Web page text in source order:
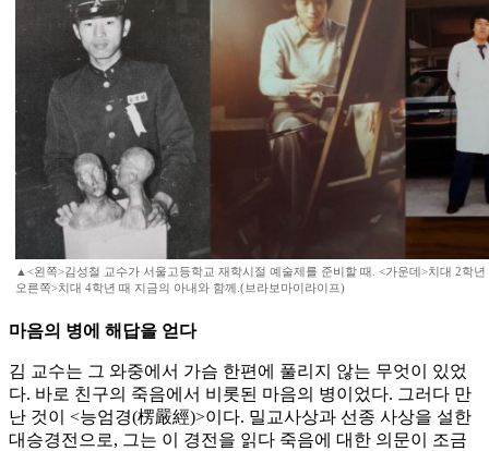
▲<왼쪽>김성철 교수가 서울고등학교 재학시절 예술제를 준비할 때. <가운데>치대 2학
오른쪽>치대 4학년 때 지금의 아내와 함께.(브라보마이라이프)
마음의 병에 해답을 얻다
김 교수는 그 와중에서 가슴 한편에 풀리지 않는 무엇이 있었
다. 바로 친구의 죽음에서 비롯된 마음의 병이었다. 그러다 만
난 것이 <능엄경(楞嚴經)>이다. 밀교사상과 선종 사상을 설한
대승경전으로, 그는 이 경전을 읽다 죽음에 대한 의문이 조금